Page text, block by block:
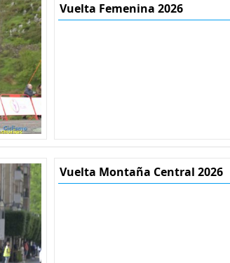
Vuelta Femenina 2026
Vuelta Montaña Central 2026